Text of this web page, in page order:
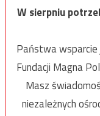
W sierpniu
Państwa wsparcie
Fundacji Magna
Masz
niezależnych